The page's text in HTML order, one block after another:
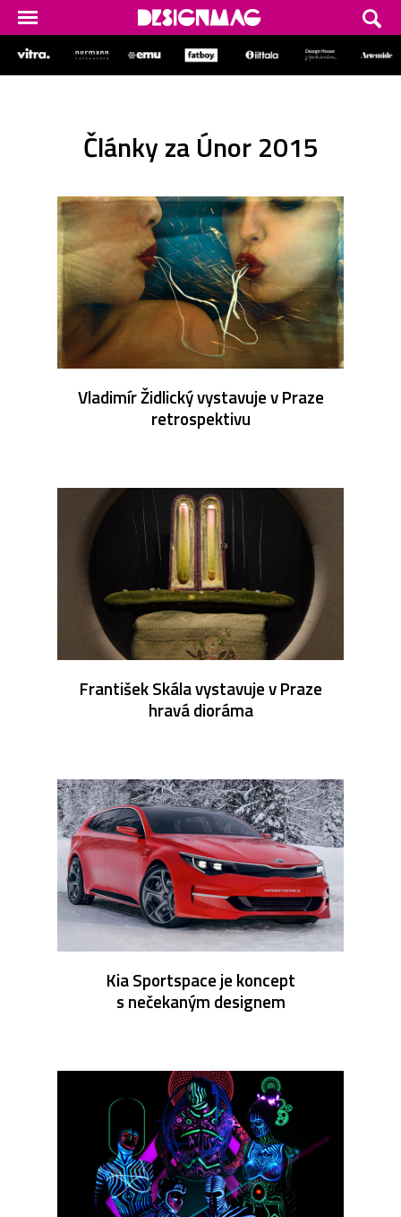
Články za Únor 2015
Vladimír Židlický vystavuje v Praze
retrospektivu
František Skála vystavuje v Praze
hravá dioráma
Kia Sportspace je koncept
s nečekaným designem